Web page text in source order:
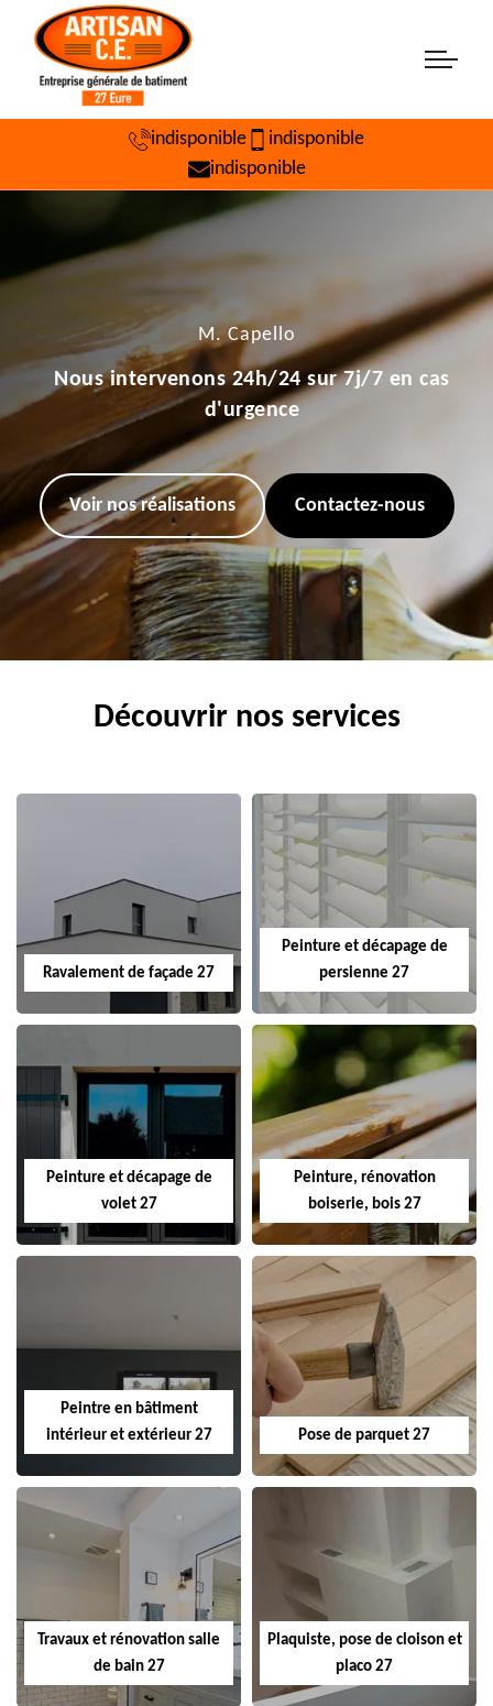
indisponible
indisponible
indisponible
M. Capello
Nous intervenons 24h/24 sur 7j/7 en cas
d'urgence
Voir nos réalisations Contactez-nous
Découvrir nos services
Ravalement de façade 27
Peinture et décapage de
persienne 27
Peinture et décapage de
volet 27
Peinture, rénovation
boiserie, bois 27
Peintre en bâtiment
intérieur et extérieur 27
Pose de parquet 27
Travaux et rénovation salle
de bain 27
Plaquiste, pose de cloison et
placo 27